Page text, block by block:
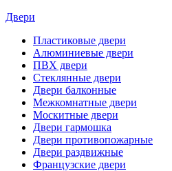
Двери
Пластиковые двери
Алюминиевые двери
ПВХ двери
Стеклянные двери
Двери балконные
Межкомнатные двери
Москитные двери
Двери гармошка
Двери противопожарные
Двери раздвижные
Французские двери